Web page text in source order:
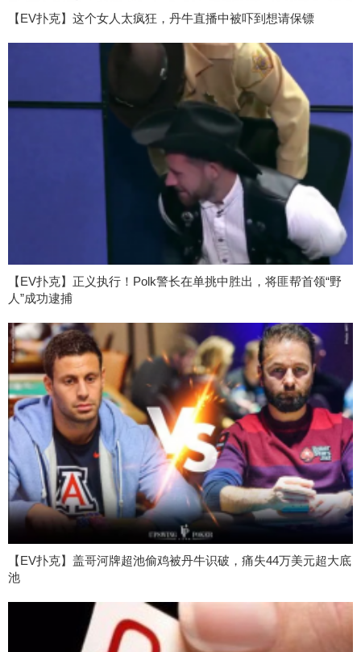
【EV扑克】这个女人太疯狂，丹牛直播中被吓到想请保镖
【EV扑克】正义执行！Polk警长在单挑中胜出，将匪帮首领“野
人”成功逮捕
【EV扑克】盖哥河牌超池偷鸡被丹牛识破，痛失44万美元超大底
池